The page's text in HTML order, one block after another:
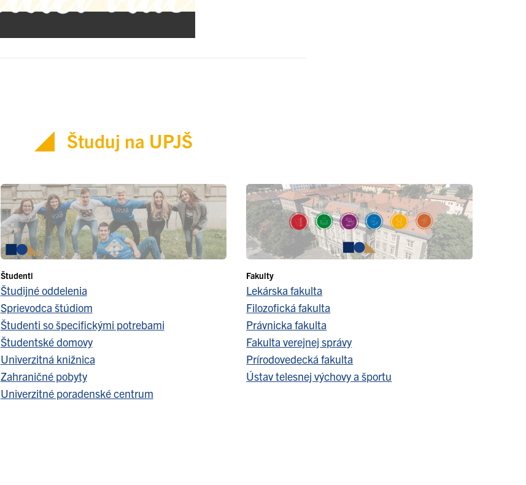
Študuj na UPJŠ
Študenti
Študijné oddelenia
Sprievodca štúdiom
Študenti so špecifickými potrebami
Študentské domovy
Univerzitná knižnica
Zahraničné pobyty
Univerzitné poradenské centrum
Fakulty
Lekárska fakulta
Filozofická fakulta
Právnicka fakulta
Fakulta verejnej správy
Prírodovedecká fakulta
Ústav telesnej výchovy a športu